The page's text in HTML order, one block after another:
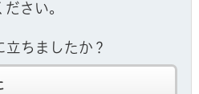
さい。
ちましたか？